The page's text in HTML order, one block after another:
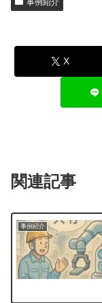
事例紹介
X
関連記事
事例紹介